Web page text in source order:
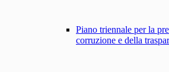
Piano triennale per la
corruzione e della